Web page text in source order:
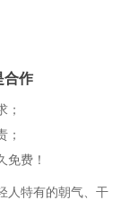
合作
；
；
免费！
人特有的朝气、干